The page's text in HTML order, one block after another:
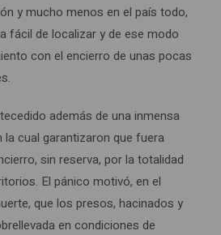
y mucho menos en el país todo,
fácil de localizar y de ese modo
con el encierro de unas pocas
además de una inmensa
cual garantizaron que fuera
sin reserva, por la totalidad
El pánico motivó, en el
que los presos, hacinados y
en condiciones de